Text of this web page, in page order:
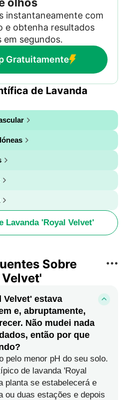
instantaneamente com
e obtenha resultados
em segundos.
Gratuitamente
de Lavanda
Lavanda 'Royal Velvet'
Sobre
Velvet' estava
e, abruptamente,
Não mudei nada
então por que
pelo menor pH do seu solo.
de lavanda 'Royal
planta se estabelecerá e
ou duas estações e depois